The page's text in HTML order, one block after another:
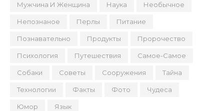
Мужчина И Женщина Наука Необычное
Непознаное Перлы Питание
Познавательно Продукты Пророчество
Психология Путешествия Самое-Самое
Собаки Советы Сооружения Тайна
Технологии Факты Фото Чудеса
Юмор Язык